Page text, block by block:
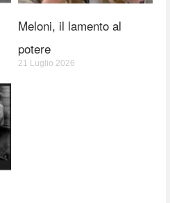
Meloni, il lamento al
potere
21 Luglio 2026